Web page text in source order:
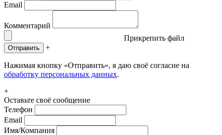
Email
Комментарий
Прикрепить файл
Отправить +
Нажимая кнопку «Отправить», я даю своё согласие на
обработку персональных данных.
+
Оставьте своё сообщение
Телефон
Email
Имя/Компания